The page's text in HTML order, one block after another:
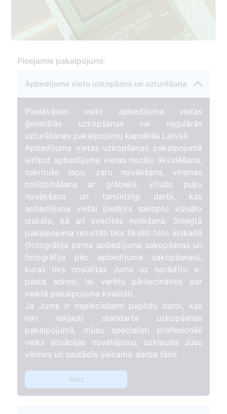
183
167
1
Edvīns Draudziņš
3
Pieejamie pakalpojumi:
Apbedījuma vietu uzkopšana un uzturēšana
Piedāvājam veikt apbedījuma vietas
ģenerālās uzkopšanas vai regulārās
uzturēšanas pakalpojumu kapsētās Latvijā.
Apbedījuma vietas uzkopšanas pakalpojumā
ietilpst apbedījuma vietas nezāļu likvidēšana,
sakritušo lapu, zaru novākšana, virsmas
nolīdzināšana ar grābekli, vītušo puķu
novākšana un tamlīdzīgi darbi, kas
apbedījuma vietai piešķirs sakoptu vizuālo
izskatu, kā arī svecītes nolikšana. Sniegtā
pakalpojuma rezultāti tiks fiksēti foto atskaitē
(fotogrāfija pirms apbedījuma sakopšanas un
fotogrāfija pēc apbedījuma sakopšanas),
kuras tiks nosūtītas Jums uz norādīto e-
pasta adresi, lai varētu pārliecināties par
veiktā pakalpojuma kvalitāti.
Ja Jums ir nepieciešami papildu darbi, kas
nav iekļauti standarta uzkopšanas
pakalpojumā, mūsu specialisti profesionāli
veiks situācijas novētējumu, uzklausīs Jūsu
vēlmes un sastādīs veicamo darba tāmi
Pirkt